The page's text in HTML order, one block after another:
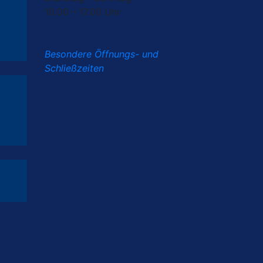
10.00 – 17.00 Uhr
Besondere Öffnungs- und
Schließzeiten